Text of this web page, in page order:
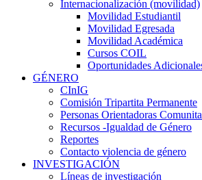
Internacionalización (movilidad)
Movilidad Estudiantil
Movilidad Egresada
Movilidad Académica
Cursos COIL
Oportunidades
GÉNERO
CInIG
Comisión Tripartita Permanente
Personas Orientadoras
Recursos -Igualdad de Género
Reportes
Contacto violencia de género
INVESTIGACIÓN
Líneas de investigación